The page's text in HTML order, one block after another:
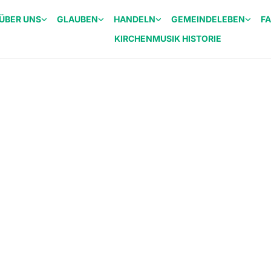
UNS GLAUBEN HANDELN GEMEINDELEBEN
KIRCHENMUSIK HISTORIE